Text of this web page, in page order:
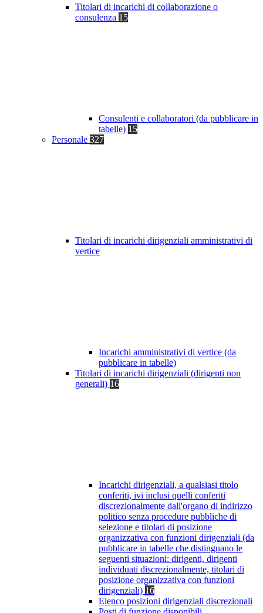
Titolari di incarichi di collaborazione o
consulenza 15
Consulenti e collaboratori (da pubblicare in
tabelle) 15
Personale 327
Titolari di incarichi dirigenziali amministrativi di
vertice
Incarichi amministrativi di vertice (da
pubblicare in tabelle)
Titolari di incarichi dirigenziali (dirigenti non
generali) 16
Incarichi dirigenziali, a qualsiasi titolo
conferiti, ivi inclusi quelli conferiti
discrezionalmente dall'organo di indirizzo
politico senza procedure pubbliche di
selezione e titolari di posizione
organizzativa con funzioni dirigenziali (da
pubblicare in tabelle che distinguano le
seguenti situazioni: dirigenti, dirigenti
individuati discrezionalmente, titolari di
posizione organizzativa con funzioni
dirigenziali) 16
Elenco posizioni dirigenziali discrezionali